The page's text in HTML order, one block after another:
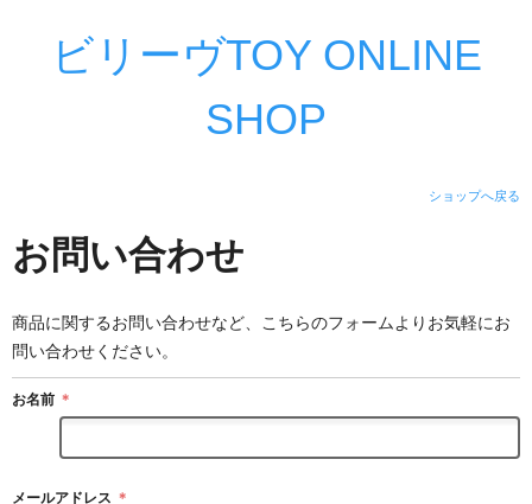
ビリーヴTOY ONLINE
SHOP
ショップへ戻る
お問い合わせ
商品に関するお問い合わせなど、こちらのフォームよりお気軽にお
問い合わせください。
お名前 ＊
メールアドレス ＊